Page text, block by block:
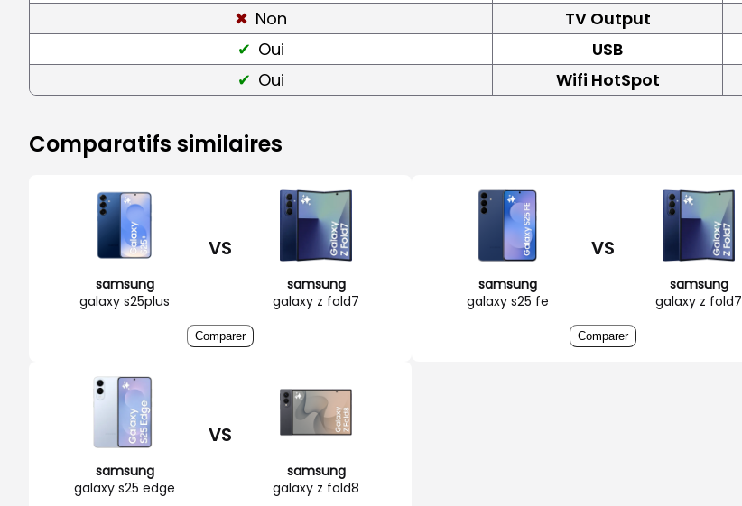
Non
TV Output
Oui
USB
Oui
Wifi HotSpot
Comparatifs similaires
samsung
galaxy s25plus
VS
samsung
galaxy z fold7
Comparer
samsung
galaxy s25 fe
VS
samsung
galaxy z fold7
Comparer
samsung
galaxy s25 edge
VS
samsung
galaxy z fold8